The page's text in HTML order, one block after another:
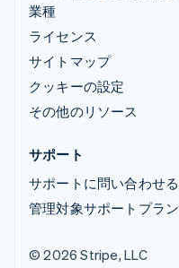
業種
ライセンス
サイトマップ
クッキーの設定
その他のリソース
サポート
サポートに問い合わせる
管理対象サポートプラン
© 2026 Stripe, LLC